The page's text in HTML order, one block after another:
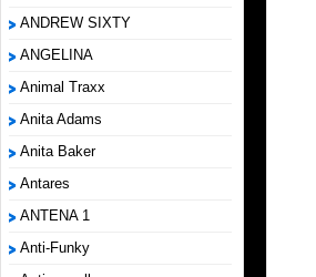
ANDREW SIXTY
ANGELINA
Animal Traxx
Anita Adams
Anita Baker
Antares
ANTENA 1
Anti-Funky